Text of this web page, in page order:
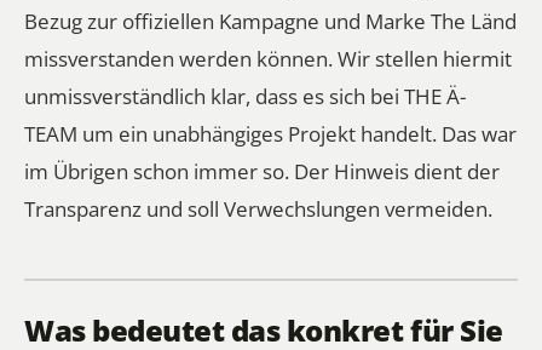
Bezug zur offiziellen Kampagne und Marke The Länd
missverstanden werden können. Wir stellen hiermit
unmissverständlich klar, dass es sich bei THE Ä-
TEAM um ein unabhängiges Projekt handelt. Das war
im Übrigen schon immer so. Der Hinweis dient der
Transparenz und soll Verwechslungen vermeiden.
Was bedeutet das konkret für Sie